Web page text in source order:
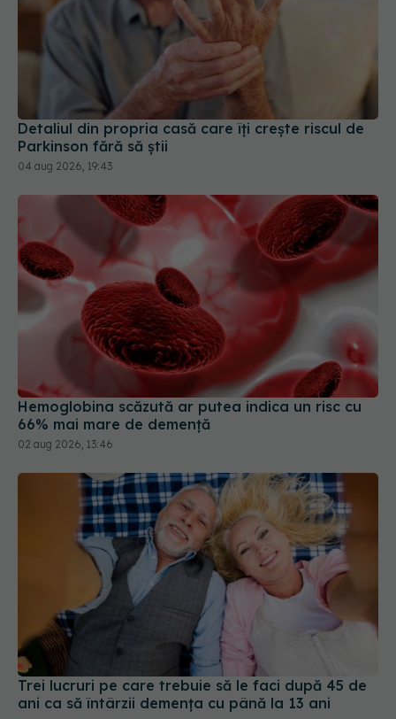
Detaliul din propria casă care îți crește riscul de
Parkinson fără să știi
04 aug 2026, 19:43
Hemoglobina scăzută ar putea indica un risc cu
66% mai mare de demență
02 aug 2026, 13:46
Trei lucruri pe care trebuie să le faci după 45 de
ani ca să întârzii demența cu până la 13 ani
06 aug 2026, 13:03